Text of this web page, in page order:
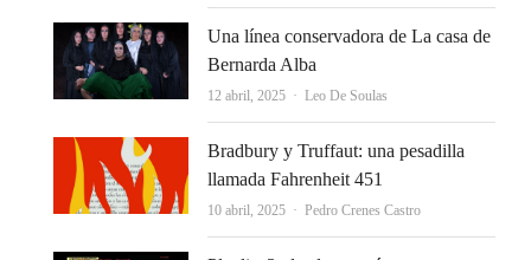
Una línea conservadora de La casa de
Bernarda Alba
12 abril, 2025 Autor
Leo De Soulas
Bradbury y Truffaut: una pesadilla
llamada Fahrenheit 451
10 abril, 2025 Autor
Pedro Crenes Castro